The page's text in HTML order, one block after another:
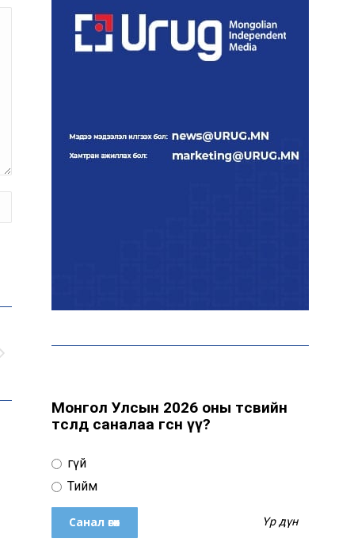
Өчигдөр 102 тусгай дугаарт
Монголын шигшээ баг
Японд хамтарсан
Н.Номтойбаяр:
Монгол Улсын 2026 оны төсвийн
төсөлд саналаа өгсөн үү?
Үгүй
Тийм
Үр дүн